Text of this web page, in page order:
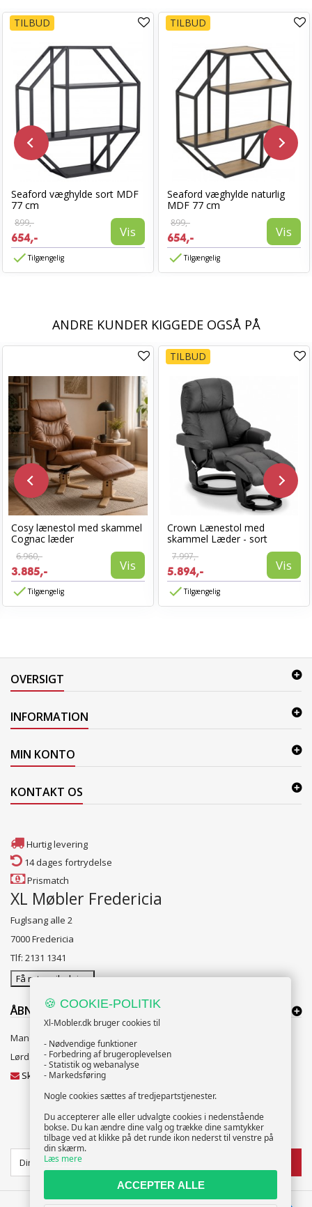
TILBUD
Seaford væghylde sort MDF
77 cm
899,-
654,- Vis
Tilgængelig
TILBUD
Seaford væghylde naturlig
MDF 77 cm
899,-
654,- Vis
Tilgængelig
ANDRE KUNDER KIGGEDE OGSÅ PÅ
Cosy lænestol med skammel
Cognac læder
6.960,-
3.885,- Vis
Tilgængelig
TILBUD
Crown Lænestol med
skammel Læder - sort
7.997,-
5.894,- Vis
Tilgængelig
OVERSIGT
INFORMATION
MIN KONTO
KONTAKT OS
Hurtig levering
14 dages fortrydelse
Prismatch
XL Møbler Fredericia
Fuglsang alle 2
7000 Fredericia
Tlf: 2131 1341
Få rutevejledning
ÅBNINGSTIDER:
Mandag til Fredag 10:00 til 18:00
Lørdag og Søndag 10:00 til 16:00
Skriv til vores kundeservice
NYHEDSBREV
🍪 COOKIE-POLITIK
Xl-Mobler.dk bruger cookies til
- Nødvendige funktioner
- Forbedring af brugeroplevelsen
- Statistik og webanalyse
- Markedsføring
Nogle cookies sættes af tredjepartstjenester.
Du accepterer alle eller udvalgte cookies i nedenstående
bokse. Du kan ændre dine valg og trække dine samtykker
tilbage ved at klikke på det runde ikon nederst til venstre på
din skærm.
Læs mere
ACCEPTER ALLE